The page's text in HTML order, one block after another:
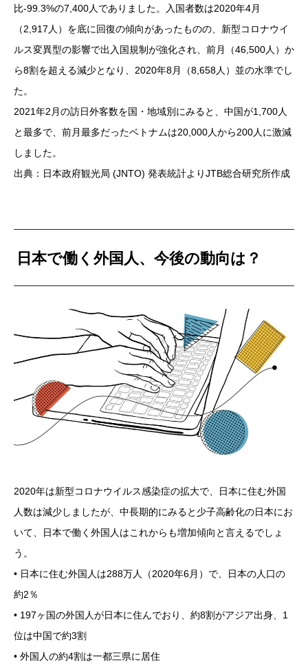
比-99.3%の7,400人でありました。入国者数は2020年4月
（2,917人）を底に回復の傾向があったものの、新型コロナウイ
ルス変異型の影響で出入国規制が強化され、前月（46,500人）か
ら8割を超える減少となり、2020年8月（8,658人）並の水準でし
た。
2021年2月の訪日外客数を国・地域別にみると、中国が1,700人
と最多で、前月最多だったベトナムは20,000人から200人に激減
しました。
出典：日本政府観光局 (JNTO) 発表統計よりJTB総合研究所作成
日本で働く外国人、今後の動向は？
2020年は新型コロナウイルス感染症の拡大で、日本に住む外国
人数は減少しましたが、中長期的にみると少子高齢化の日本にお
いて、日本で働く外国人はこれからも増加傾向と言えるでしょ
う。
• 日本に住む外国人は288万人（2020年6月）で、日本の人口の
約2％
• 197ヶ国の外国人が日本に住んでおり、約8割がアジア出身、1
位は中国で約3割
• 外国人の約4割は一都三県に居住